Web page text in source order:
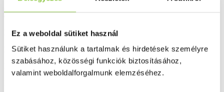
Ez a weboldal sütiket használ
Sütiket használunk a tartalmak és hirdetések személyre
szabásához, közösségi funkciók biztosításához,
valamint weboldalforgalmunk elemzéséhez.
Kiszerelés: 50 ml
Bővebben ...
Ingyenes szállítás 18 000 Ft felett